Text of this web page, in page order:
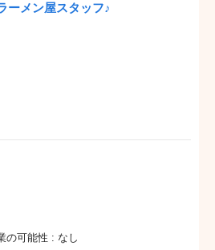
ーメン屋スタッフ♪
の可能性 : なし